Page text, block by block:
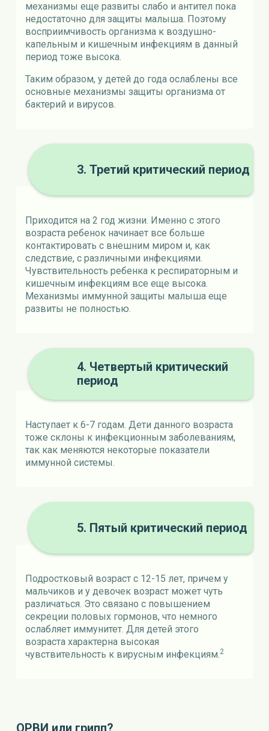
механизмы еще развиты слабо и антител пока
недостаточно для защиты малыша. Поэтому
восприимчивость организма к воздушно-
капельным и кишечным инфекциям в данный
период тоже высока.
Таким образом, у детей до года ослаблены все
основные механизмы защиты организма от
бактерий и вирусов.
3. Третий критический период
Приходится на 2 год жизни. Именно с этого
возраста ребенок начинает все больше
контактировать с внешним миром и, как
следствие, с различными инфекциями.
Чувствительность ребенка к респираторным и
кишечным инфекциям все еще высока.
Механизмы иммунной защиты малыша еще
развиты не полностью.
4. Четвертый критический
период
Наступает к 6-7 годам. Дети данного возраста
тоже склоны к инфекционным заболеваниям,
так как меняются некоторые показатели
иммунной системы.
5. Пятый критический период
Подростковый возраст с 12-15 лет, причем у
мальчиков и у девочек возраст может чуть
различаться. Это связано с повышением
секреции половых гормонов, что немного
ослабляет иммунитет. Для детей этого
возраста характерна высокая
чувствительность к вирусным инфекциям.2
ОРВИ или грипп?